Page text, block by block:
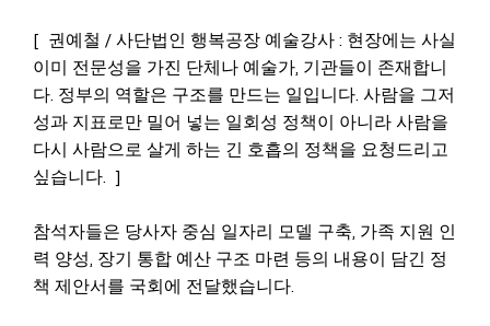
[ 권예철 / 사단법인 행복공장 예술강사 : 현장에는 사실
이미 전문성을 가진 단체나 예술가, 기관들이 존재합니
다. 정부의 역할은 구조를 만드는 일입니다. 사람을 그저
성과 지표로만 밀어 넣는 일회성 정책이 아니라 사람을
다시 사람으로 살게 하는 긴 호흡의 정책을 요청드리고
싶습니다. ]
참석자들은 당사자 중심 일자리 모델 구축, 가족 지원 인
력 양성, 장기 통합 예산 구조 마련 등의 내용이 담긴 정
책 제안서를 국회에 전달했습니다.